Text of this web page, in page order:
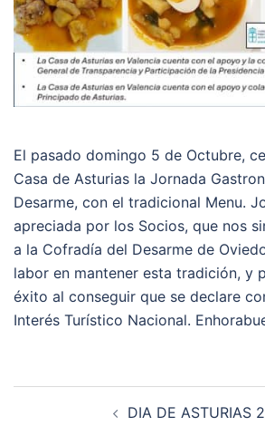
El pasado domingo 5 de Octubre,
Casa de Asturias la Jornada
Desarme, con el tradicional Menu.
apreciada por los Socios, que nos
a la Cofradía del Desarme de
labor en mantener esta tradición, y
éxito al conseguir que se declare
Interés Turístico Nacional.
DIA DE ASTURIAS